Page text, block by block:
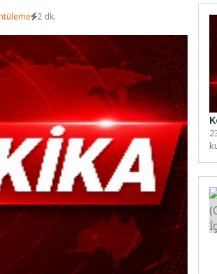
2 dk.